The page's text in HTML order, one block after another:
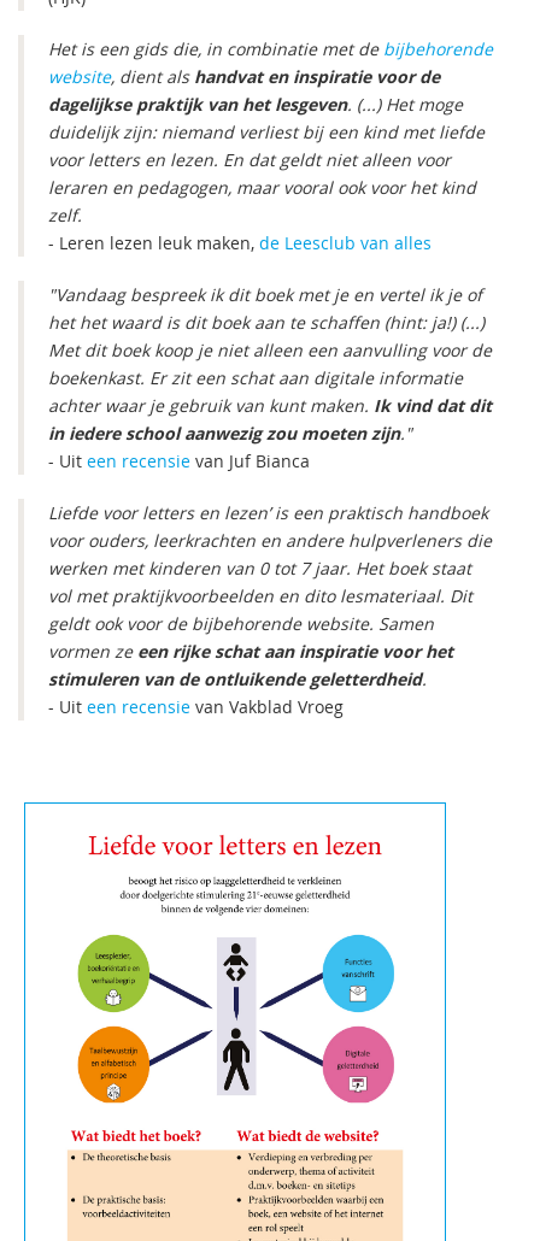
Het is een gids die, in combinatie met de bijbehorende
website, dient alshandvat en inspiratie voor de
dagelijkse praktijk van het lesgeven. (...) Het moge
duidelijk zijn: niemand verliest bij een kind met liefde
voor letters en lezen. En dat geldt niet alleen voor
leraren en pedagogen, maar vooral ook voor het kind
zelf.
- Leren lezen leuk maken, de Leesclub van alles
"Vandaag bespreek ik dit boek met je en vertel ik je of
het het waard is dit boek aan te schaffen (hint: ja!) (...)
Met dit boek koop je niet alleen een aanvulling voor de
boekenkast. Er zit een schat aan digitale informatie
achter waar je gebruik van kunt maken. Ik vind dat dit
in iedere school aanwezig zou moeten zijn."
- Uit een recensie van Juf Bianca
Liefde voor letters en lezen’ is een praktisch handboek
voor ouders, leerkrachten en andere hulpverleners die
werken met kinderen van 0 tot 7 jaar. Het boek staat
vol met praktijkvoorbeelden en dito lesmateriaal. Dit
geldt ook voor de bijbehorende website. Samen
vormen ze een rijke schat aan inspiratie voor het
stimuleren van de ontluikende geletterdheid.
- Uit een recensie van Vakblad Vroeg